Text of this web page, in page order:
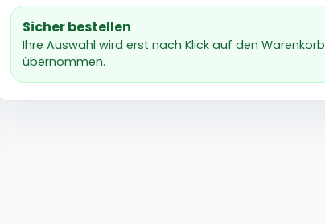
Sicher bestellen
Ihre Auswahl wird erst nach Klick auf den Warenkorb
übernommen.